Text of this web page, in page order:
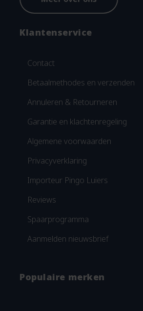
Klantenservice
Contact
Betaalmethodes en verzenden
Annuleren & Retourneren
Garantie en klachtenregeling
Algemene voorwaarden
Privacyverklaring
Importeur Pingo Luiers
Reviews
Spaarprogramma
Aanmelden nieuwsbrief
Populaire merken